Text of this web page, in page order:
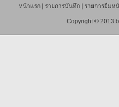
หน้าแรก| รายการบันทึก| รายการยืมห
Copyright © 2013